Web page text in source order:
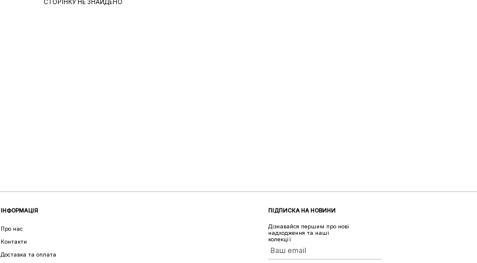
СТОРІНКУ НЕ ЗНАЙДЕНО
ІНФОРМАЦІЯ
Про нас
Контакти
Доставка та оплата
ПІДПИСКА НА НОВИНИ
Дізнавайся першим про нові
надходження та наші
колекції
Ваш email